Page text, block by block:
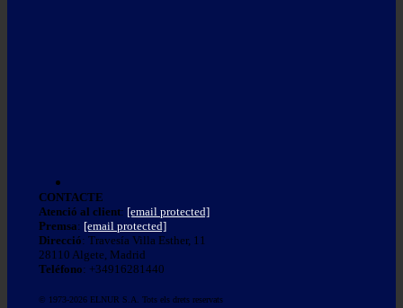
CONTACTE
Atenció al client: [email protected]
Premsa: [email protected]
Direcció: Travesía Villa Esther, 11
28110 Algete, Madrid
Teléfono: +34916281440
© 1973-2026 ELNUR S.A. Tots els drets reservats